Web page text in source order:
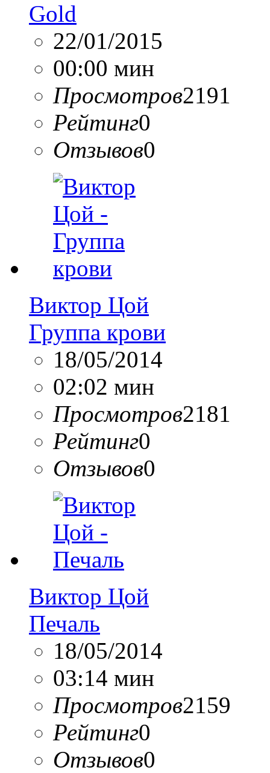
Gold
22/01/2015
00:00 мин
Просмотров2191
Рейтинг0
Отзывов0
Виктор Цой
Группа крови
18/05/2014
02:02 мин
Просмотров2181
Рейтинг0
Отзывов0
Виктор Цой
Печаль
18/05/2014
03:14 мин
Просмотров2159
Рейтинг0
Отзывов0